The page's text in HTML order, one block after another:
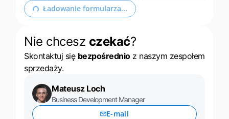
Ładowanie formularza...
Nie chcesz czekać?
Skontaktuj się bezpośrednioz naszym zespołem
sprzedaży.
Mateusz Loch
Business Development Manager
E-mail